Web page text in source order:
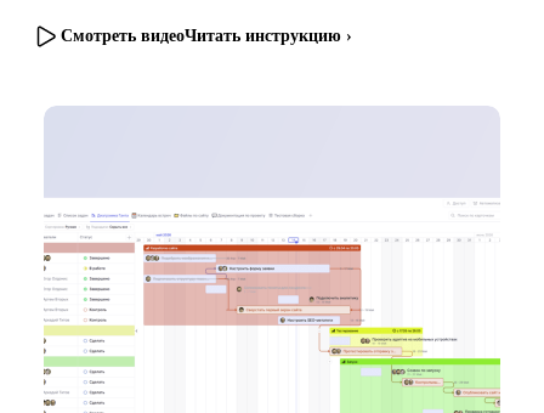
Смотреть видеоЧитать инструкцию ›